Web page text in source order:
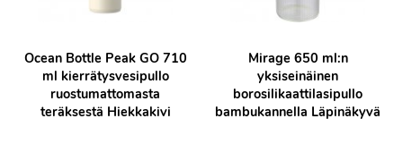
Ocean Bottle Peak GO 710
ml kierrätysvesipullo
ruostumattomasta
teräksestä Hiekkakivi
Mirage 650 ml:n
yksiseinäinen
borosilikaattilasipullo
bambukannella Läpinäkyvä